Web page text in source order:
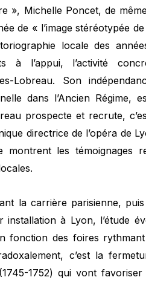
», Michelle Poncet, de
de « l’image stéréotypée
locale des
à l’appui, l’activité
Lobreau. Son
dans l’Ancien Régime,
prospecte et recrute,
directrice de l’opéra de
montrent les témoignages
la carrière parisienne,
installation à Lyon, l’étude
fonction des foires
c’est la
1752) qui vont